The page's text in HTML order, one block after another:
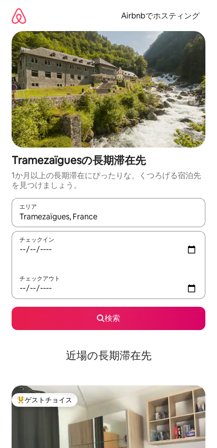
Airbnbでホスティング
Tramezaïguesの長期滞在先
1か月以上の長期滞在にぴったりな、くつろげる宿泊先
を見つけましょう。
エリア
検索結果が表示されたら、上下の矢印キーを使って移動するか
チェックイン
チェックアウト
検索
近場の長期滞在先
大好評のゲストチョイスです。
ゲストチョイス